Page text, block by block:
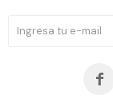
